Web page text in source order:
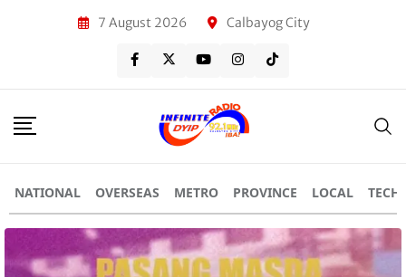
7 August 2026 Calbayog City
NATIONAL OVERSEAS METRO PROVINCE LOCAL TECH